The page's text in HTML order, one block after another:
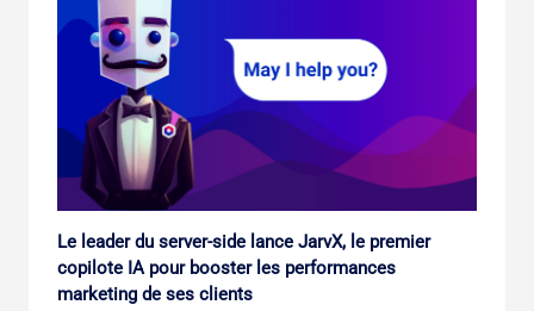
Le leader du server-side lance JarvX, le premier
copilote IA pour booster les performances
marketing de ses clients